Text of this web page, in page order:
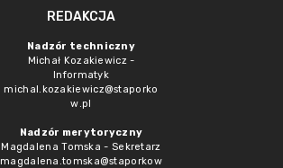
REDAKCJA
Nadzór techniczny
Michał Kozakiewicz -
Informatyk
michal.kozakiewicz@staporko
w.pl
Nadzór merytoryczny
Magdalena Tomska - Sekretarz
magdalena.tomska@staporkow